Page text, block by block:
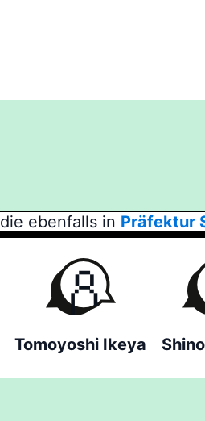
ebenfalls in Präfektur
Tomoyoshi Ikeya